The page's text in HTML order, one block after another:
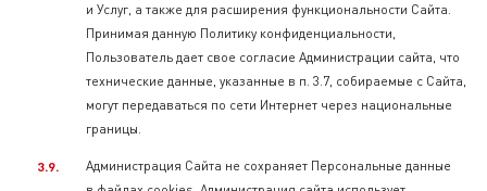
и Услуг, а также для расширения функциональности Сайта.
Принимая данную Политику конфиденциальности,
Пользователь дает свое согласие Администрации сайта, что
технические данные, указанные в п. 3.7, собираемые с Сайта,
могут передаваться по сети Интернет через национальные
границы.
Администрация Сайта не сохраняет Персональные данные